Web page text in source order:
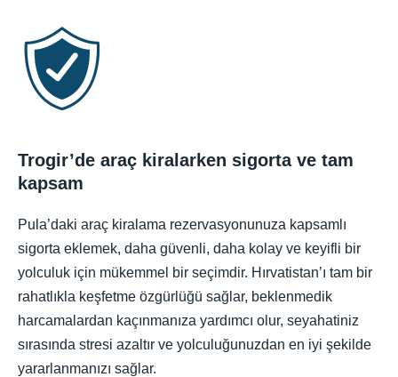
Trogir’de araç kiralarken sigorta ve tam
kapsam
Pula’daki araç kiralama rezervasyonunuza kapsamlı
sigorta eklemek, daha güvenli, daha kolay ve keyifli bir
yolculuk için mükemmel bir seçimdir. Hırvatistan’ı tam bir
rahatlıkla keşfetme özgürlüğü sağlar, beklenmedik
harcamalardan kaçınmanıza yardımcı olur, seyahatiniz
sırasında stresi azaltır ve yolculuğunuzdan en iyi şekilde
yararlanmanızı sağlar.